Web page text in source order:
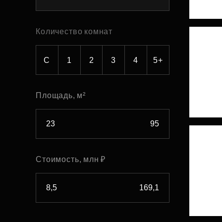
Рефинансирование
Количество комнат
С 1 2 3 4 5+
Площадь, м²
Стоимость, млн ₽